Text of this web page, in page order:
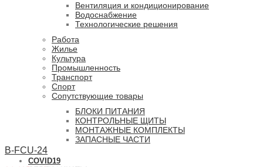
Вентиляция и кондиционирование
Водоснабжение
Технологические решения
Работа
Жилье
Культура
Промышленность
Транспорт
Спорт
Сопутствующие товары
БЛОКИ ПИТАНИЯ
КОНТРОЛЬНЫЕ ЩИТЫ
МОНТАЖНЫЕ КОМПЛЕКТЫ
ЗАПАСНЫЕ ЧАСТИ
COVID19
B-FCU-24